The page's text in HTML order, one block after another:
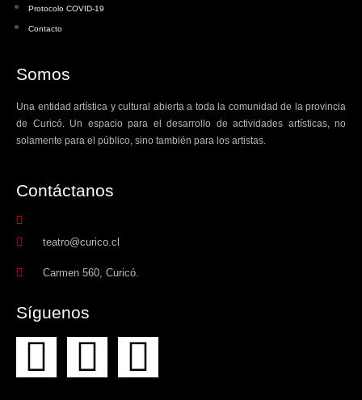
Protocolo COVID-19
Contacto
Somos
Una entidad artística y cultural abierta a toda la comunidad de la provincia
de Curicó. Un espacio para el desarrollo de actividades artísticas, no
solamente para el público, sino también para los artistas.
Contáctanos​
teatro@curico.cl
Carmen 560, Curicó.
Síguenos